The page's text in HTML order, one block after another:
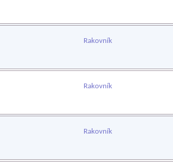
Rakovník
Rakovník
Rakovník